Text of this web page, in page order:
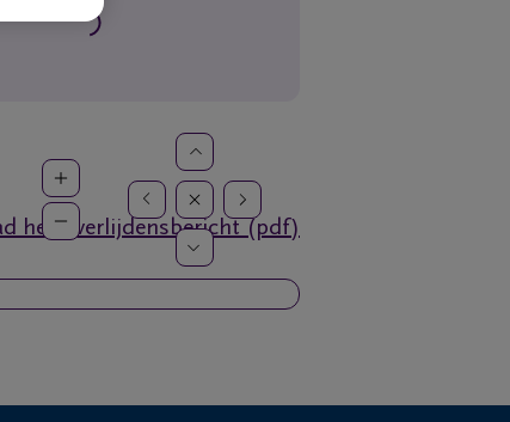
het overlijdensbericht (pdf)